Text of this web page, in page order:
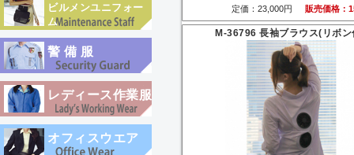
定価：23,000円 販売価格：
M-36796 長袖ブラウス(リボン
ビルメンユニフォー
ム
警備服
レディース作業服
オフィスウエア